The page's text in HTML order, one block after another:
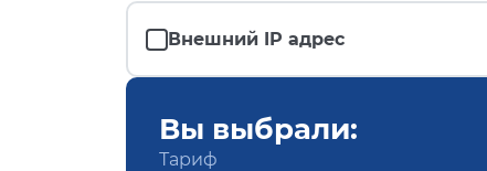
Внешний IP адрес
Вы выбрали:
Тариф